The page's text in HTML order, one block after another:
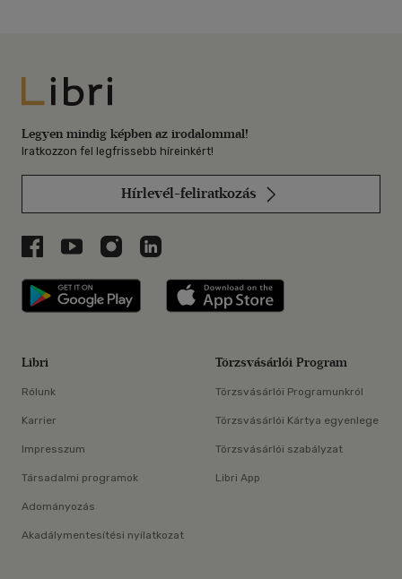
Libri
Legyen mindig képben az irodalommal!
Iratkozzon fel legfrissebb híreinkért!
Hírlevél-feliratkozás
Libri a Facebookon
Libri a Youtube-on
Libri az Instagramon
Libri a LinkedInen
Libri applikáció Szerezd meg: Google
Libri
Rólunk
Karrier
Impresszum
Társadalmi programok
Adományozás
Akadálymentesítési nyilatkozat
Törzsvásárlói Program
Törzsvásárlói Programunkról
Törzsvásárlói Kártya egyenlege
Törzsvásárlói szabályzat
Libri App